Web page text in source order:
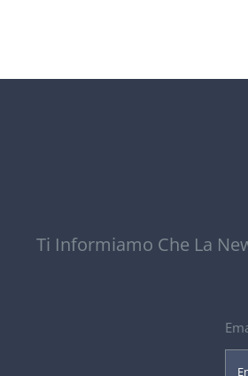
Ti Informiamo Che La